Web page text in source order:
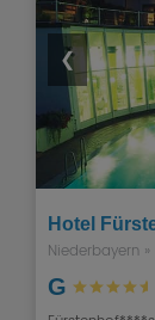
❮
Hotel
Niederbayern »
G